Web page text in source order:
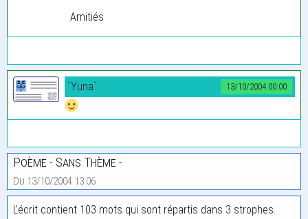
Amitiés
13/10/2004 00:00
`Yuna`
Poème - Sans Thème -
Du 13/10/2004 13:06
L'écrit contient 103 mots qui sont répartis dans 3 strophes.